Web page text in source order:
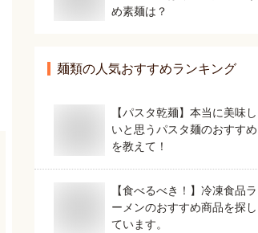
め素麺は？
麺類の人気おすすめランキング
【パスタ乾麺】本当に美味し
いと思うパスタ麺のおすすめ
を教えて！
【食べるべき！】冷凍食品ラ
ーメンのおすすめ商品を探し
ています。